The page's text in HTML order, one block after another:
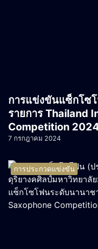
การแข่งขันแซ็กโซ
รายการ Thailand
Competition
7 กรกฎาคม 2024
การประกวดแข่งขัน